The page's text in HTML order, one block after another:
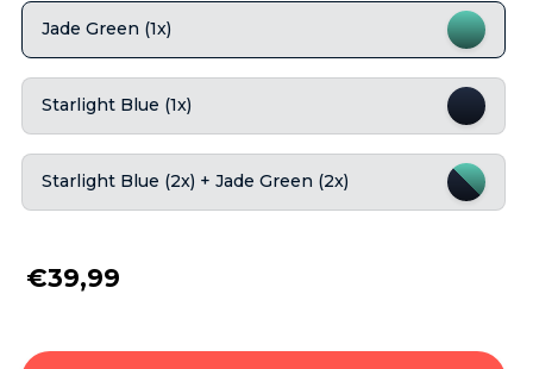
Jade Green (1x)
Starlight Blue (1x)
Starlight Blue (2x) + Jade Green (2x)
€39,99